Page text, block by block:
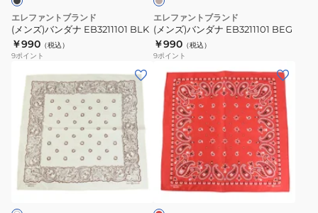
エレファントブランド
(メンズ)バンダナ EB3211101 BLK
￥990 （税込）
9ポイント
ジ
ュ
エレファントブランド
(メンズ)バンダナ EB3211101 BEG
￥990 （税込）
9ポイント
ズ)
EB3211101
OWHT
(メ
ズ)
バ
ダ
ナ
EB3211101
RED
レ
ッ
ド